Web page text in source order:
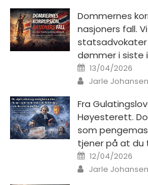
Dommernes
nasjoners fall.
statsadvokater
dømmer i siste
Posted on
13/04/2026
Author
Jarle Johansen
Fra
Høyesterett.
som
tjener på at du
Posted on
12/04/2026
Author
Jarle Johansen